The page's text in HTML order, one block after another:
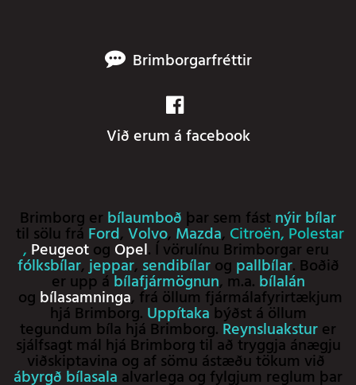
Brimborgarfréttir
Við erum á facebook
Brimborg er bílaumboð þar sem fást nýir bílar
til sölu frá Ford, Volvo, Mazda, Citroën,Polestar
, Peugeotog Opel. Í vörulínu Brimborgar eru
fólksbílar,jeppar, sendibílarog pallbílar. Boðið
er upp ábílafjármögnun, m.a. bílalán
og bílasamninga, frá öllum fjármálafyrirtækjum
hjá Brimborg. Uppítakabýðst á öllum
tegundum bíla hjá Brimborg. Reynsluaksturer
sjálfsagt mál hjá Brimborg til að tryggja ánægju
viðskiptavina og af sömu ástæðu tökum við
ábyrgð bílasala alvarlega og fylgjum reglum þar